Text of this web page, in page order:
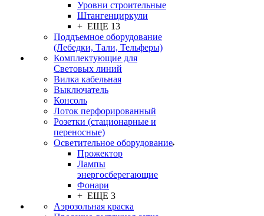
Уровни строительные
Штангенциркули
+ ЕЩЕ 13
Поддъемное оборудование
(Лебедки, Тали, Тельферы)
Комплектующие для
Световых линий
Вилка кабельная
Выключатель
Консоль
Лоток перфорированный
Розетки (стационарные и
переносные)
Осветительное оборудование
Прожектор
Лампы
энергосберегающие
Фонари
+ ЕЩЕ 3
Аэрозольная краска